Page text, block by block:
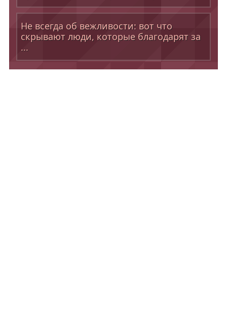
Не всегда об вежливости: вот что
скрывают люди, которые благодарят за
...